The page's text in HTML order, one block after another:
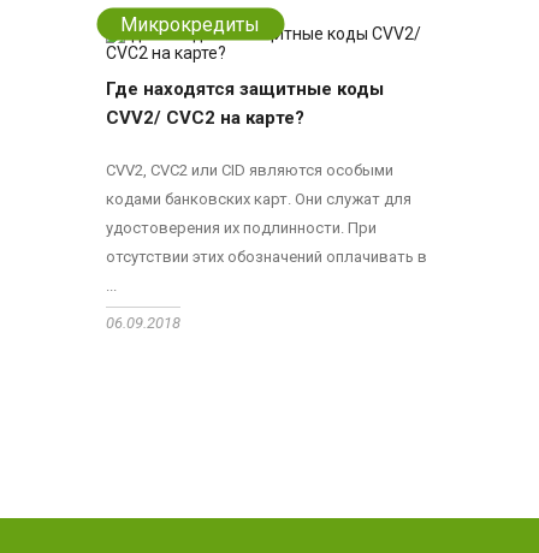
Микрокредиты
Где находятся защитные коды
CVV2/ CVC2 на карте?
CVV2, CVC2 или CID являются особыми
кодами банковских карт. Они служат для
удостоверения их подлинности. При
отсутствии этих обозначений оплачивать в
...
06.09.2018